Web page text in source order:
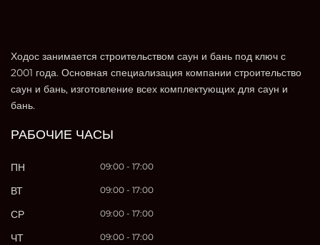
Ходос занимается строительством саун и бань под ключ с
2001 года. Основная специализация компании строительство
саун и бань, изготовление всех комплектующих для саун и
бань.
РАБОЧИЕ ЧАСЫ
ПН 09:00 - 17:00
ВТ 09:00 - 17:00
СР 09:00 - 17:00
ЧТ 09:00 - 17:00